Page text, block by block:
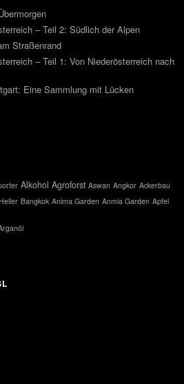
– Teil 2: Südlich der Alpen
Straßenrand
– Teil 1: Von Niederösterreich nach
Eine Sammlung mit Lücken
Alkohol Agroforst Aswan Angkor Ackerbau
Bangkok Anima Garden Anmia Garden Apfel